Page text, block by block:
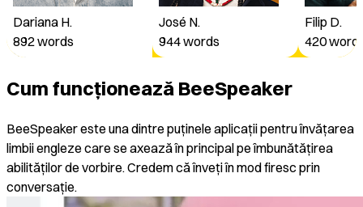
944
420 words
Dariana H.
892 words
José N.
944words
Filip D.
420
Cum funcționează BeeSpeaker
BeeSpeaker este una dintre puținele aplicații pentru învățarea
limbii engleze care se axează în principal pe îmbunătățirea
abilităților de vorbire. Credem că înveți în mod firesc prin
conversație.